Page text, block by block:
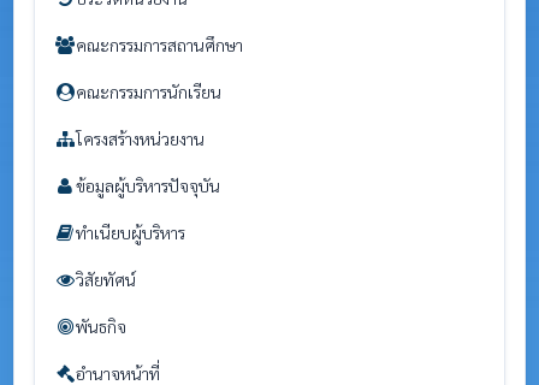
คณะกรรมการสถานศึกษา
คณะกรรมการนักเรียน
โครงสร้างหน่วยงาน
ข้อมูลผู้บริหารปัจจุบัน
ทำเนียบผู้บริหาร
วิสัยทัศน์
พันธกิจ
อำนาจหน้าที่